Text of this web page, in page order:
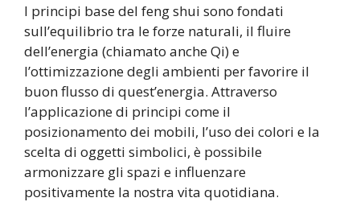
I principi base del feng shui sono fondati
sull’equilibrio tra le forze naturali, il fluire
dell’energia (chiamato anche Qi) e
l’ottimizzazione degli ambienti per favorire il
buon flusso di quest’energia. Attraverso
l’applicazione di principi come il
posizionamento dei mobili, l’uso dei colori e la
scelta di oggetti simbolici, è possibile
armonizzare gli spazi e influenzare
positivamente la nostra vita quotidiana.